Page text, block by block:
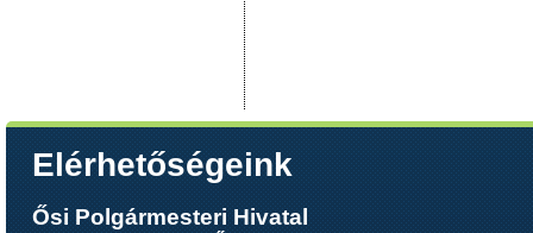
Elérhetőségeink
Ősi Polgármesteri Hivatal